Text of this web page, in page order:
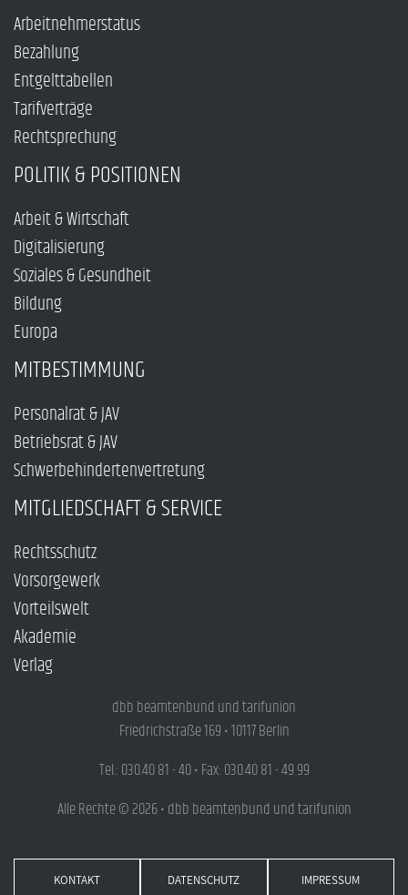
Arbeitnehmerstatus
Bezahlung
Entgelttabellen
Tarifverträge
Rechtsprechung
POLITIK & POSITIONEN
Arbeit & Wirtschaft
Digitalisierung
Soziales & Gesundheit
Bildung
Europa
MITBESTIMMUNG
Personalrat & JAV
Betriebsrat & JAV
Schwerbehindertenvertretung
MITGLIEDSCHAFT & SERVICE
Rechtsschutz
Vorsorgewerk
Vorteilswelt
Akademie
Verlag
dbb beamtenbund und tarifunion
Friedrichstraße 169 • 10117 Berlin
Tel.: 030.40 81 - 40 • Fax: 030.40 81 - 49 99
Alle Rechte © 2026 • dbb beamtenbund und tarifunion
KONTAKT DATENSCHUTZ IMPRESSUM